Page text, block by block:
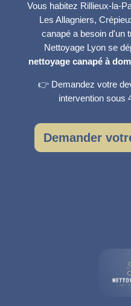
Vous habitez Rillieux-la-
Les Allagniers,
canapé a besoin d'un
Nettoyage Lyon se
nettoyage canapé à
👉 Demandez votre
intervention sous
Demander